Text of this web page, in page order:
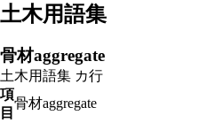
土木用語集
骨材aggregate
土木用語集 カ行
項
目
骨材aggregate